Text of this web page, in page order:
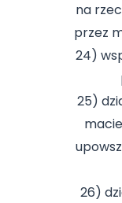
na
przez
24)
25)
26)